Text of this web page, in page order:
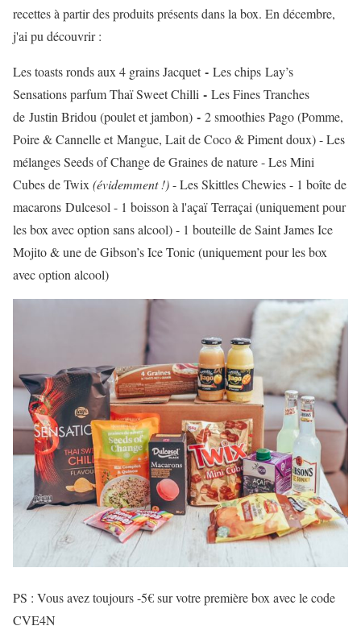
recettes à partir des produits présents dans la box. En décembre,
j'ai pu découvrir :
Les toasts ronds aux 4 grains Jacquet- Les chips Lay’s
Sensations parfum Thaï Sweet Chilli - Les Fines Tranches
de Justin Bridou (poulet et jambon) - 2 smoothies Pago (Pomme,
Poire & Cannelle et Mangue, Lait de Coco & Piment doux) - Les
mélanges Seeds of Change de Graines de nature - Les Mini
Cubes de Twix (évidemment !)- Les Skittles Chewies - 1 boîte de
macarons Dulcesol - 1 boisson à l'açaï Terraçai (uniquement pour
les box avec option sans alcool) - 1 bouteille de Saint James Ice
Mojito & une de Gibson’s Ice Tonic (uniquement pour les box
avec option alcool)
PS : Vous avez toujours -5€ sur votre première box avec le code
CVE4N